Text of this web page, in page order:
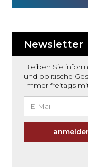
Newsletter
Bleiben Sie
und politische
Immer freitags